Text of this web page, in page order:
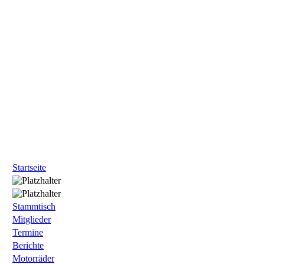
Startseite
Stammtisch
Mitglieder
Termine
Berichte
Motorräder